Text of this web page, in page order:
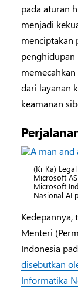
pada aturan
menjadi
menciptakan
penghidupan
dari layanan
keamanan
(Ki-Ka)
Microsoft
Microsoft
Nasional AI
Kedepannya,
Menteri
Indonesia
disebutkan
Informatika